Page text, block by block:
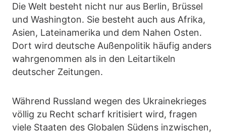
Die Welt besteht nicht nur aus Berlin, Brüssel
und Washington. Sie besteht auch aus Afrika,
Asien, Lateinamerika und dem Nahen Osten.
Dort wird deutsche Außenpolitik häufig anders
wahrgenommen als in den Leitartikeln
deutscher Zeitungen.
Während Russland wegen des Ukrainekrieges
völlig zu Recht scharf kritisiert wird, fragen
viele Staaten des Globalen Südens inzwischen,